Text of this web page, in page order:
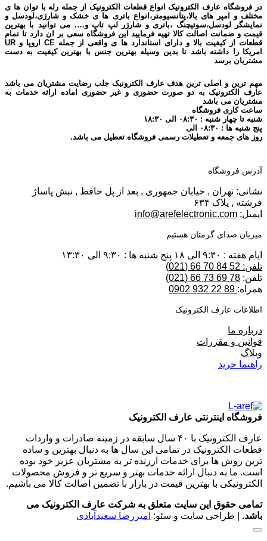
در فروشگاه عارف الکترونیک انواع قطعات الکترونیک از جمله رله با توان ها ی
مختلف و امپر های بالا،پتانسیومتر،انواع باتری ها ی خشک و شارژی،لودسل و
نمایشگر لودسل،سوئیچنگ ،باتری و شارژر لپ تاپ و…. می توانید با بهترین
قیمت و ضمانت اصالت کالا تهیه فرمایید این فروشگاه سعی بر ان دارد تا تمام
قطعات از کیفیت بالا و دارای استاندارد ها ی واقعی از جمله CE اروپا و UR
امریکا را داشته باشد تا بدین وسیله بهترین جنس با بهترین کیفیت به دست
مشتریان برسد
مهم ترین و اصلی ترین هدف عارف الکترونیک جلب رضایت مشتریان می باشد
عارف الکترونیک به دو صورت حضوری و غیر حضوری اماده ارائه خدمات به
مشتریان می باشد
ساعت کاری فروشگاه
شنبه تا چهار شنبه : ۰۸:۳۰ الی ۱۸:۳۰
پنج شنبه ها : ۰۸:۳۰ الی
روز های جمعه و تعطیلات رسمی فروشگاه تعطیل می باشد.
آدرس فروشگاه
نشانی: تهران , خیابان جمهوری , بعد از پل حافظ , نبش پاساژ
فرشته , پلاک ۶۳۴
ایمیل: info@arefelectronic.com
میزبان صدای گرمتان هستیم
ایام هفته : ۹:۳۰ الی ۱۸ پنج شنبه ها : ۹:۳۰ الی ۱۳:۳۰
تلفن: 52 84 70 66 (021)
تلفن: 78 69 73 66 (021)
همراه:
اطلاعات عارف الکترونیک
درباره ما
قوانین و مقررات
وبلاگ
راهنما خرید
فروشگاه اینترنتی عارف الکترونیک
عارف الکترونیک با ۴۰ سال سابقه در زمینه صادرات و واردات
قطعات الکترونیک در تمامی این سال ها به دنبال بهترین و ساده
ترین روش ها برای خدمات ارزنده تر به مشتریان عزیز خود بوده
است. ما به دنبال ارائه خدمات بهتر و سریع تر و فروش محصولات
الکترونیکی با بهترین قیمت در بازار با تضمین اصالت کالا می باشیم.
تمامی حقوق این سایت متعلق به شرکت عارف الکترونیک می
باشد. | طراحی سایت و سئو: امیررضا سعیدآبادی